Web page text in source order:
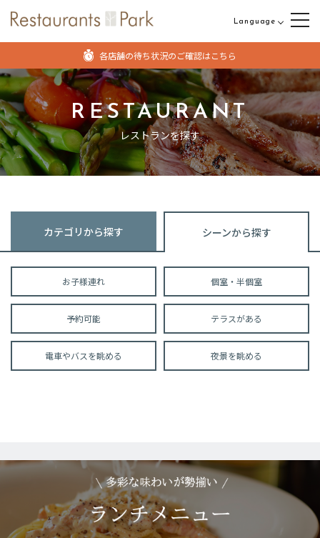
各店舗の待ち状況のご確認はこちら
Language
日本語
English
中文（繁体字）
中文（簡体字）
RESTAURANT
レストランを探す
カテゴリから探す シーンから探す
お子様連れ 個室・半個室
予約可能 テラスがある
電車やバスを眺める 夜景を眺める